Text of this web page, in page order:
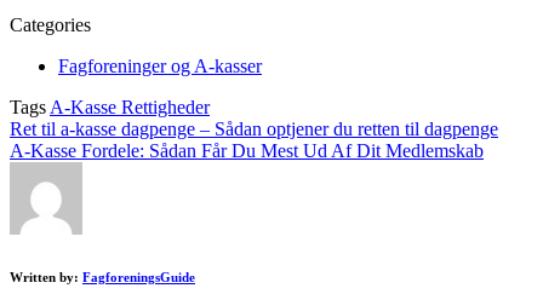
Categories
Fagforeninger og A-kasser
TagsA-Kasse Rettigheder
Ret til a-kasse dagpenge – Sådan optjener du retten til dagpenge
A-Kasse Fordele: Sådan Får Du Mest Ud Af Dit Medlemskab
Written by: FagforeningsGuide